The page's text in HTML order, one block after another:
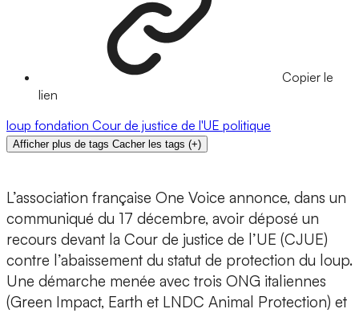
Copier le
lien
loup fondation Cour de justice de l'UE politique
Afficher plus de tags Cacher les tags (+)
L’association française One Voice annonce, dans un
communiqué du 17 décembre, avoir déposé un
recours devant la Cour de justice de l’UE (CJUE)
contre l’abaissement du statut de protection du loup.
Une démarche menée avec trois ONG italiennes
(Green Impact, Earth et LNDC Animal Protection) et